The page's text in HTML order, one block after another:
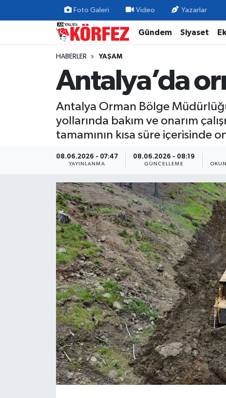
Foto Galeri Video Yazarlar
Gündem Siyaset
HABERLER YAŞAM
Antalya’da
Antalya Orman Bölge
yollarında bakım ve onarım
tamamının kısa süre içerisinde
08.06.2026 - 07:47
YAYINLANMA
08.06.2026 - 08:19
GÜNCELLEME
Gündem
Yerel Yönetim
Ekonomi
Magazin
Kültür ve Sanat
Sivil Toplum
Nöbetçi Eczaneler
Trafik Durumu
Süper Lig Puan Durumu ve Fikstür
Tüm Manşetler
Son Dakika Haberleri
Haber Arşivi